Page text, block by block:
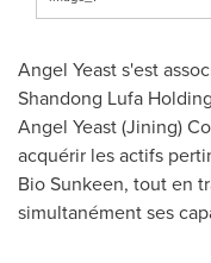
Angel Yeasts'est
Shandong Lufa
Angel Yeast (Jining)
acquérir les actifs
Bio Sunkeen, tout en
simultanément ses